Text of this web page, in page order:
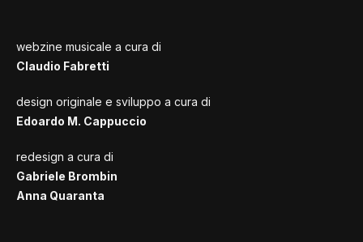
webzine musicale a cura di
Claudio Fabretti
design originale e sviluppo a cura di
Edoardo M. Cappuccio
redesign a cura di
Gabriele Brombin
Anna Quaranta